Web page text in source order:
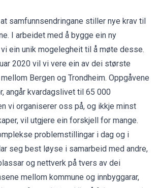
samfunnsendringane stiller nye krav til
I arbeidet med å bygge ein ny
ein unik mogelegheit til å møte desse.
2020 vil vi vere ein av dei største
Bergen og Trondheim. Oppgåvene
angår kvardagslivet til 65 000
vi organiserer oss på, og ikkje minst
vil utgjere ein forskjell for mange.
problemstillingar i dag og i
seg best løyse i samarbeid med andre,
og nettverk på tvers av dei
mellom kommune og innbyggarar,